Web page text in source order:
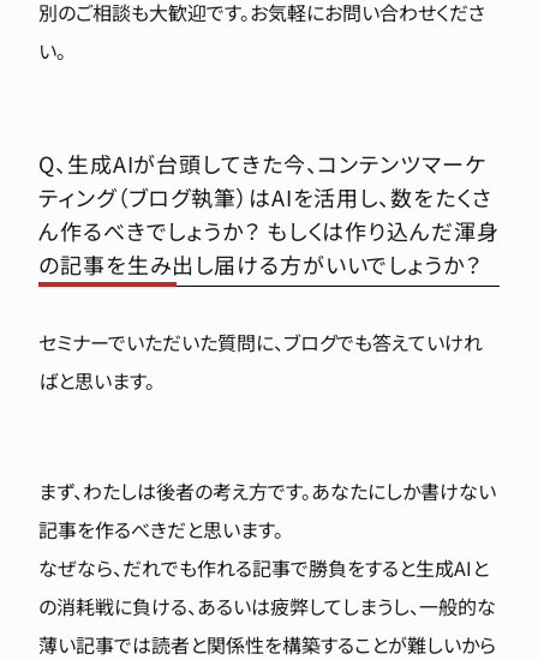
別のご相談も大歓迎です。お気軽にお問い合わせくださ
い。
Q、生成AIが台頭してきた今、コンテンツマーケ
ティング（ブログ執筆）はAIを活用し、数をたくさ
ん作るべきでしょうか？ もしくは作り込んだ渾身
の記事を生み出し届ける方がいいでしょうか？
セミナーでいただいた質問に、ブログでも答えていけれ
ばと思います。
まず、わたしは後者の考え方です。あなたにしか書けない
記事を作るべきだと思います。
なぜなら、だれでも作れる記事で勝負をすると生成AIと
の消耗戦に負ける、あるいは疲弊してしまうし、一般的な
薄い記事では読者と関係性を構築することが難しいから